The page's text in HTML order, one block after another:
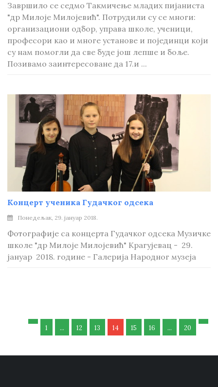
Завршило се седмо Такмичење младих пијаниста
"др Милоје Милојевић". Потрудили су се многи:
организациони одбор, управа школе, ученици,
професори као и многе установе и појединци који
су нам помогли да све буде још лепше и боље.
Позивамо заинтересоване да 17.и ...
Концерт ученика Гудачког одсека
Понедељак, 29. јануар 2018.
Фотографије са концерта Гудачког одсека Музичке
школе "др Милоје Милојевић" Крагујевац - 29.
јануар 2018. године - Галерија Народног музеја
1 ... 12 13 14 15 16 ... 20